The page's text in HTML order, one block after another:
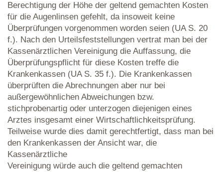
Berechtigung der Höhe der geltend gemachten Kosten
für die Augenlinsen gefehlt, da insoweit keine
Überprüfungen vorgenommen worden seien (UA S. 20
f.). Nach den Urteilsfeststellungen vertrat man bei der
Kassenärztlichen Vereinigung die Auffassung, die
Überprüfungspflicht für diese Kosten treffe die
Krankenkassen (UA S. 35 f.). Die Krankenkassen
überprüften die Abrechnungen aber nur bei
außergewöhnlichen Abweichungen bzw.
stichprobenartig oder unterzogen diejenigen eines
Arztes insgesamt einer Wirtschaftlichkeitsprüfung.
Teilweise wurde dies damit gerechtfertigt, dass man bei
den Krankenkassen der Ansicht war, die
Kassenärztliche
Vereinigung würde auch die geltend gemachten